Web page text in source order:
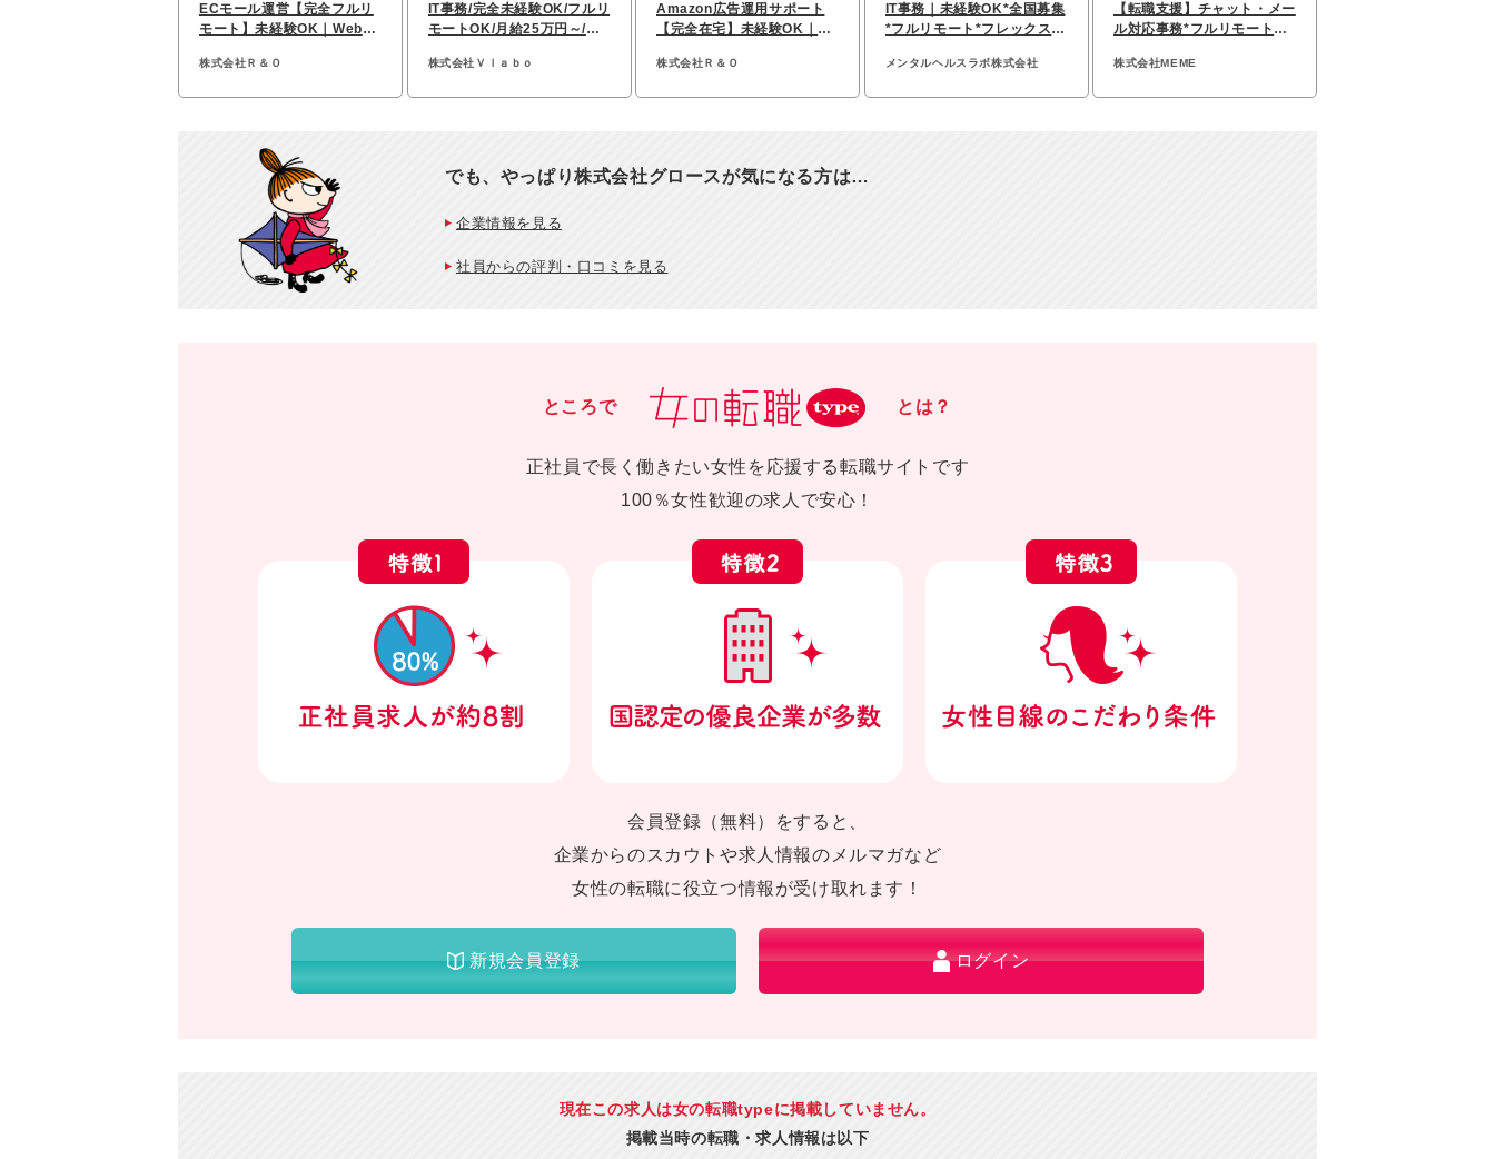
ECモール運営【完全フルリ
モート】未経験OK｜Web面
株式会社Ｒ＆Ｏ
IT事務/完全未経験OK/フルリ
モートOK/月給25万円～/有
株式会社Ｖｌａｂｏ
Amazon広告運用サポート
【完全在宅】未経験OK｜実
株式会社Ｒ＆Ｏ
IT事務｜未経験OK*全国募集
*フルリモート*フレックス*
メンタルヘルスラボ株式会社
【転職⽀援】チャット・メー
ル対応事務*フルリモートOK
株式会社MEME
でも、やっぱり株式会社グロースが気になる方は…
企業情報を見る
社員からの評判・口コミを見る
ところで とは？
正社員で長く働きたい女性を応援する転職サイトです
100％女性歓迎の求人で安心！
会員登録（無料）をすると、
企業からのスカウトや求人情報のメルマガなど
女性の転職に役立つ情報が受け取れます！
新規会員登録 ログイン
現在この求人は女の転職typeに掲載していません。
掲載当時の転職・求人情報は以下